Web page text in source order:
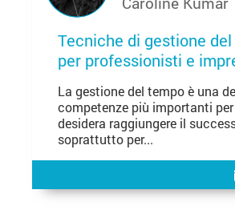
Tecniche di gestione
per professionisti e
La gestione del tempo è una
competenze più importanti
desidera raggiungere il
soprattutto per...